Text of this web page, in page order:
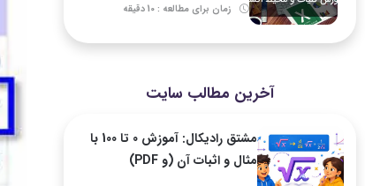
زمان برای مطالعه : 10 دقیقه
آخرین مطالب سایت
مشتق رادیکال: آموزش 0 تا 100 با
مثال و اثبات آن (و PDF)